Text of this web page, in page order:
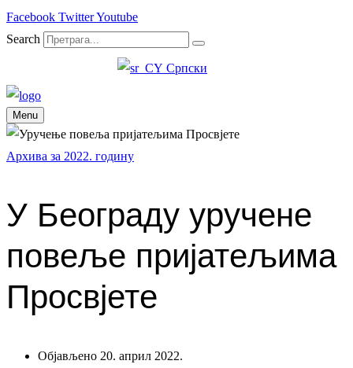
Facebook TwitterYoutube
Search
Српски
Menu
Архива за 2022. годину
У Београду уручене
повеље пријатељима
Просвјете
Објављено 20. април 2022.